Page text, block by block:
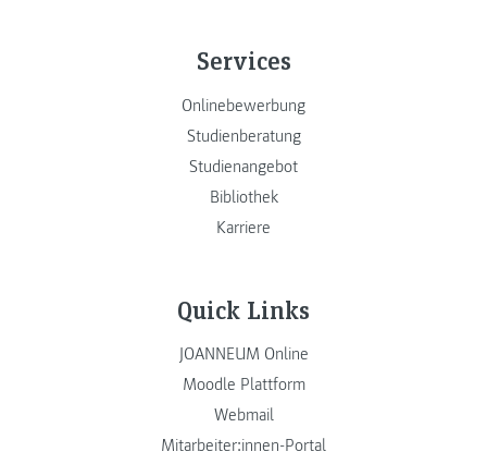
Services
Onlinebewerbung
Studienberatung
Studienangebot
Bibliothek
Karriere
Quick Links
JOANNEUM Online
Moodle Plattform
Webmail
Mitarbeiter:innen-Portal